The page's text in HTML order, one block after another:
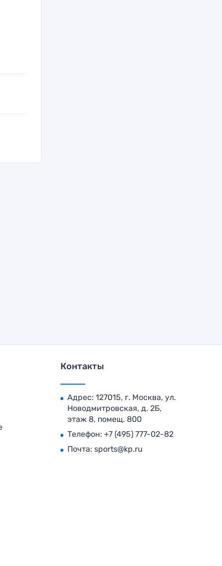
Контакты
Адрес: 127015, г. Москва, ул.
Новодмитровская, д. 2Б,
этаж 8, помещ. 800
Телефон: +7 (495) 777-02-82
Почта: sports@kp.ru